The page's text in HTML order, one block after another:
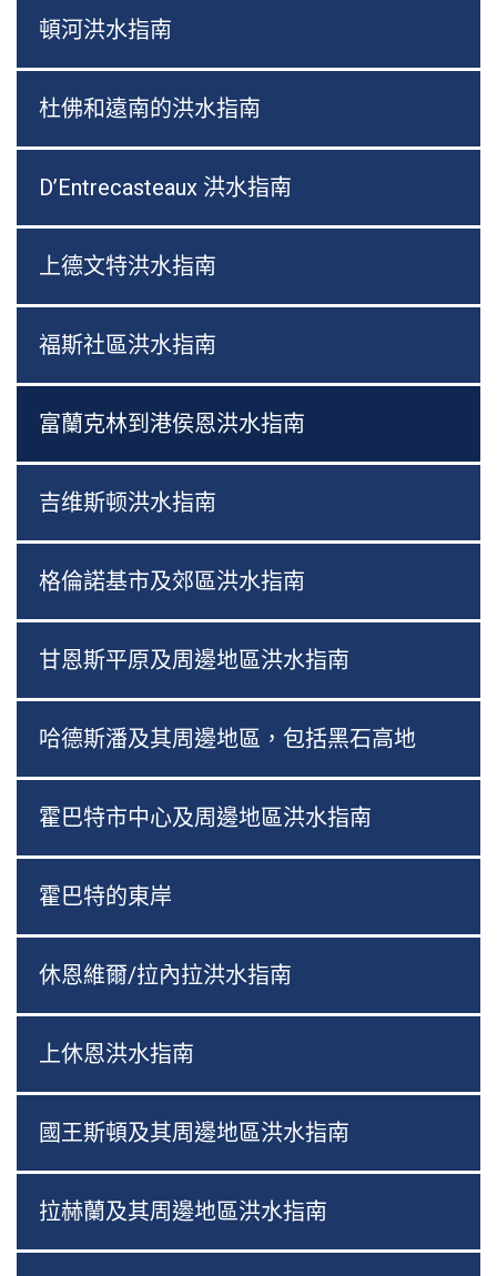
頓河洪水指南
杜佛和遠南的洪水指南
D’Entrecasteaux 洪水指南
上德文特洪水指南
福斯社區洪水指南
富蘭克林到港侯恩洪水指南
吉维斯顿洪水指南
格倫諾基市及郊區洪水指南
甘恩斯平原及周邊地區洪水指南
哈德斯潘及其周邊地區，包括黑石高地
霍巴特市中心及周邊地區洪水指南
霍巴特的東岸
休恩維爾/拉內拉洪水指南
上休恩洪水指南
國王斯頓及其周邊地區洪水指南
拉赫蘭及其周邊地區洪水指南